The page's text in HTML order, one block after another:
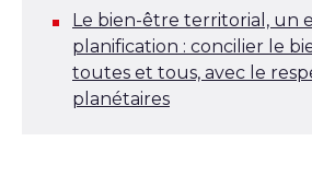
Le bien-être territorial, un
planification : concilier le
toutes et tous, avec le
planétaires